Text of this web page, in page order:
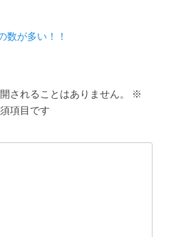
が多い！！
されることはありません。
※
項目です